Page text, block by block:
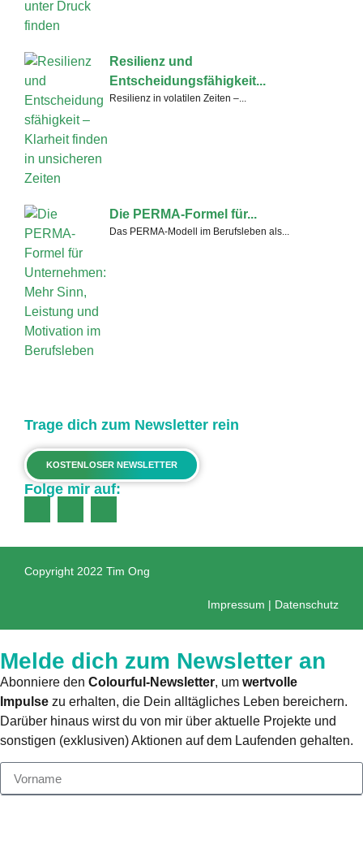
Resilienz und
Entscheidungsfähigkeit...
Resilienz in volatilen Zeiten –...
Die PERMA-Formel für...
Das PERMA-Modell im Berufsleben als...
Trage dich zum Newsletter rein
KOSTENLOSER NEWSLETTER
Folge mir auf:
Copyright 2022 Tim Ong
Impressum | Datenschutz
Melde dich zum Newsletter an
Abonniere den Colourful-Newsletter, um wertvolle
Impulse zu erhalten, die Dein alltägliches Leben bereichern.
Darüber hinaus wirst du von mir über aktuelle Projekte und
sonstigen (exklusiven) Aktionen auf dem Laufenden gehalten.